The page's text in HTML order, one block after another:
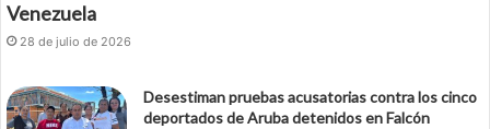
Venezuela
28 de julio de 2026
Desestiman pruebas acusatorias contra los cinco
deportados de Aruba detenidos en Falcón